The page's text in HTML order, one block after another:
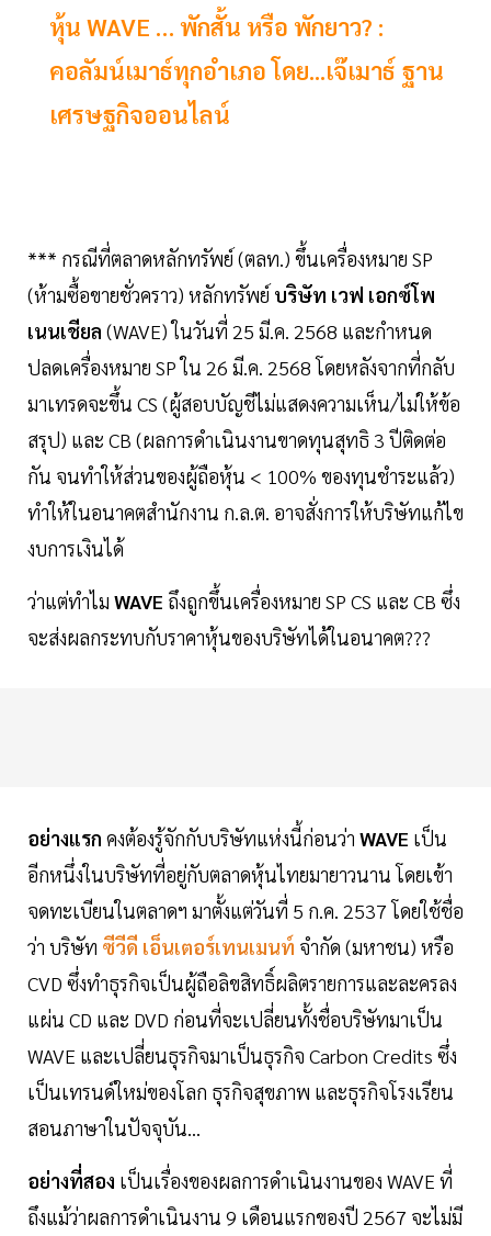
หุ้น WAVE … พักสั้น หรือ พักยาว? :
คอลัมน์เมาธ์ทุกอำเภอ โดย...เจ๊เมาธ์ ฐาน
เศรษฐกิจออนไลน์
*** กรณีที่ตลาดหลักทรัพย์ (ตลท.) ขึ้นเครื่องหมาย SP
(ห้ามซื้อขายชั่วคราว) หลักทรัพย์ บริษัท เวฟ เอกซ์โพ
เนนเชียล (WAVE) ในวันที่ 25 มี.ค. 2568 และกำหนด
ปลดเครื่องหมาย SP ใน 26 มี.ค. 2568 โดยหลังจากที่กลับ
มาเทรดจะขึ้น CS (ผู้สอบบัญชีไม่แสดงความเห็น/ไม่ให้ข้อ
สรุป) และ CB (ผลการดำเนินงานขาดทุนสุทธิ 3 ปีติดต่อ
กัน จนทำให้ส่วนของผู้ถือหุ้น < 100% ของทุนชำระแล้ว)
ทำให้ในอนาคตสำนักงาน ก.ล.ต. อาจสั่งการให้บริษัทแก้ไข
งบการเงินได้
ว่าแต่ทำไม WAVE ถึงถูกขึ้นเครื่องหมาย SP CS และ CB ซึ่ง
จะส่งผลกระทบกับราคาหุ้นของบริษัทได้ในอนาคต???
อย่างแรก คงต้องรู้จักกับบริษัทแห่งนี้ก่อนว่า WAVE เป็น
อีกหนึ่งในบริษัทที่อยู่กับตลาดหุ้นไทยมายาวนาน โดยเข้า
จดทะเบียนในตลาดฯ มาตั้งแต่วันที่ 5 ก.ค. 2537 โดยใช้ชื่อ
ว่า บริษัท ซีวีดี เอ็นเตอร์เทนเมนท์ จำกัด (มหาชน) หรือ
CVD ซึ่งทำธุรกิจเป็นผู้ถือลิขสิทธิ์ผลิตรายการและละครลง
แผ่น CD และ DVD ก่อนที่จะเปลี่ยนทั้งชื่อบริษัทมาเป็น
WAVE และเปลี่ยนธุรกิจมาเป็นธุรกิจ Carbon Credits ซึ่ง
เป็นเทรนด์ใหม่ของโลก ธุรกิจสุขภาพ และธุรกิจโรงเรียน
สอนภาษาในปัจจุบัน...
อย่างที่สอง เป็นเรื่องของผลการดำเนินงานของ WAVE ที่
ถึงแม้ว่าผลการดำเนินงาน 9 เดือนแรกของปี 2567 จะไม่มี